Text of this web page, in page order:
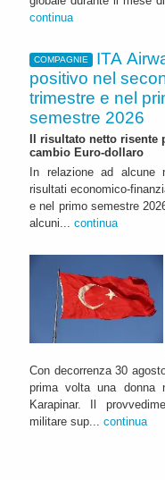
continua
COMPAGNIE
ITA
positivo nel
trimestre e nel
semestre 2026
Il risultato netto risente
cambio Euro-dollaro
In relazione ad alcune
risultati economico-
e nel primo semestre
alcuni... continua
Con decorrenza 30
prima volta una donna
Karapinar. Il
militare sup... continua